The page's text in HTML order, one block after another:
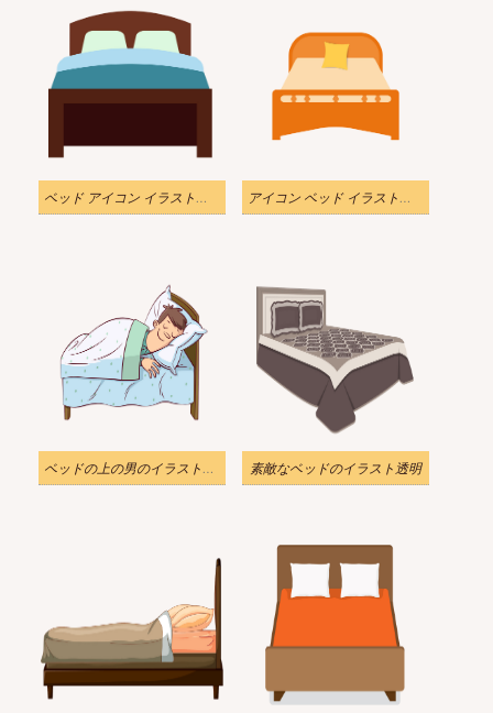
ベッド アイコン イラスト透明 アイコン ベッド イラスト透明
ベッドの上の男のイラスト透明 素敵なベッドのイラスト透明